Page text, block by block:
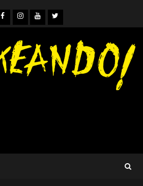
Facebook
Instagram
YouTube
Twitter